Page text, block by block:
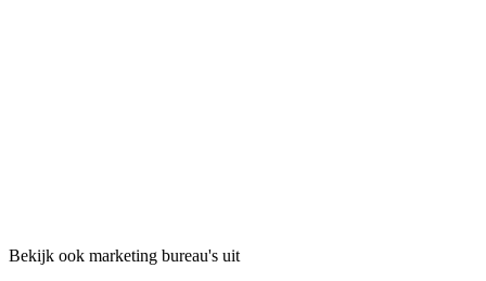
Bekijk ook marketing bureau's uit